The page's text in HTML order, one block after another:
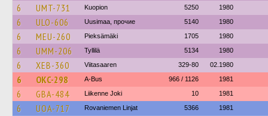
6 UMT-731 Kuopion 5250 1980
6 ULO-606 Uusimaa, прочие 5140 1980
6 MEU-260 Pieksämäki 1705 1980
6 UMM-206 Tyllilä 5134 1980
6 XEB-360 Viitasaaren 329-80 02.1980
6 OKC-298 A-Bus 966 / 1126 1981
6 GBA-484 Liikenne Joki 10 1981
6 UOA-717 Rovaniemen Linjat 5366 1981